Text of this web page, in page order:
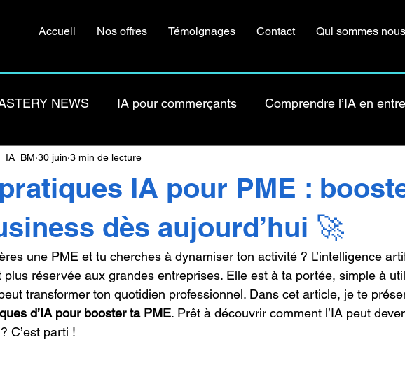
Accueil Nos offres Témoignages Contact Qui sommes
NEWS IA pour commerçants Comprendre l’IA en
entreprise Tutos IA pratiques
Études de cas / Témoignages IA pour artisans
IA pour PME :
dès aujourd’hui 🚀
IA_BM 30 juin 3 min de lecture
une PME et tu cherches à dynamiser ton activité ? L’intelligence
plus réservée aux grandes entreprises. Elle est à ta portée, simple à
transformer ton quotidien professionnel. Dans cet article, je te
d’IA pour booster ta PME. Prêt à découvrir comment l’IA peut
C’est parti !